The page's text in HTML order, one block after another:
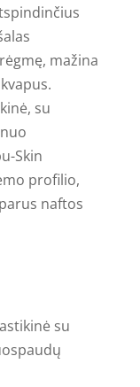
mažina
su
Skin
profilio,
naftos
su